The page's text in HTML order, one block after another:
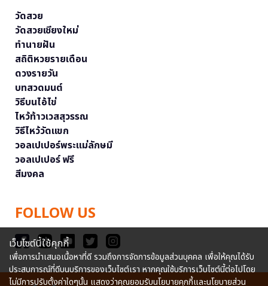
วัดสวย
วัดสวยเชียงใหม่
ทำนายฝัน
สถิติหวยรายเดือน
ดวงรายวัน
บทสวดมนต์
วิธีบนไอ้ไข่
ไหว้ท้าวเวสสุวรรณ
วิธีไหว้วัดแขก
วอลเปเปอร์พระแม่ลักษมี
วอลเปเปอร์ ฟรี
สีมงคล
FOLLOW US
เว็บไซต์นี้ใช้คุกกี้
เพื่อการนำเสนอเนื้อหาที่ดี รวมถึงการจัดการข้อมูลส่วนบุคคล เพื่อให้คุณได้รับ
ประสบการณ์ที่ดีบนบริการของเว็บไซต์เรา หากคุณใช้บริการเว็บไซต์นี้ต่อไปโดย
ไม่มีการปรับตั้งค่าใดๆนั้น แสดงว่าคุณยอมรับนโยบายคุกกี้และนโยบายส่วน